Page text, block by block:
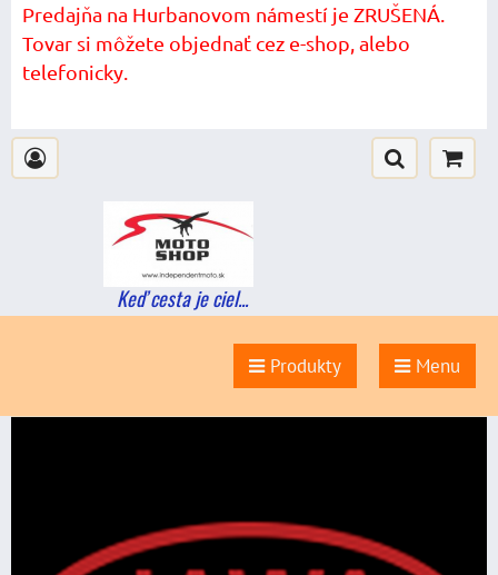
Predajňa na Hurbanovom námestí je ZRUŠENÁ.
Tovar si môžete objednať cez e-shop, alebo
telefonicky.
Keď cesta je ciel...
Produkty Menu